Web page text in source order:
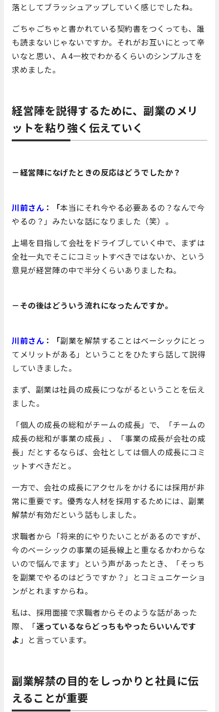
落としてブラッシュアップしていく感じでしたね。
ごちゃごちゃと書かれている契約書をつくっても、誰
も読まないじゃないですか。それがお互いにとって辛
いなと思い、Ａ4一枚でわかるくらいのシンプルさを
求めました。
経営陣を説得するために、副業のメリ
ットを粘り強く伝えていく
－経営陣になげたときの反応はどうでしたか？
川前さん ：「本当にそれ今やる必要あるの？なんで今
やるの？」みたいな話になりました（笑）。
上場を目指して会社をドライブしていく中で、まずは
全社一丸でそこにコミットすべきではないか、という
意見が経営陣の中で半分くらいありましたね。
－その後はどういう流れになったんですか。
川前さん ：「副業を解禁することはベーシックにとっ
てメリットがある」ということをひたすら話して説得
していきました。
まず、副業は社員の成長につながるということを伝え
ました。
「個人の成長の総和がチームの成長」で、「チームの
成長の総和が事業の成長」、「事業の成長が会社の成
長」だとするならば、会社としては個人の成長にコミ
ットすべきだと。
一方で、会社の成長にアクセルをかけるには採用が非
常に重要です。優秀な人材を採用するためには、副業
解禁が有効だという話もしました。
求職者から「将来的にやりたいことがあるのですが、
今のベーシックの事業の延長線上と重なるかわからな
いので悩んでます」という声があったとき、「そっち
を副業でやるのはどうですか？」とコミュニケーショ
ンがとれますからね。
私は、採用面接で求職者からそのような話があった
際、「迷っているならどっちもやったらいいんです
よ」と言っています。
副業解禁の目的をしっかりと社員に伝
えることが重要